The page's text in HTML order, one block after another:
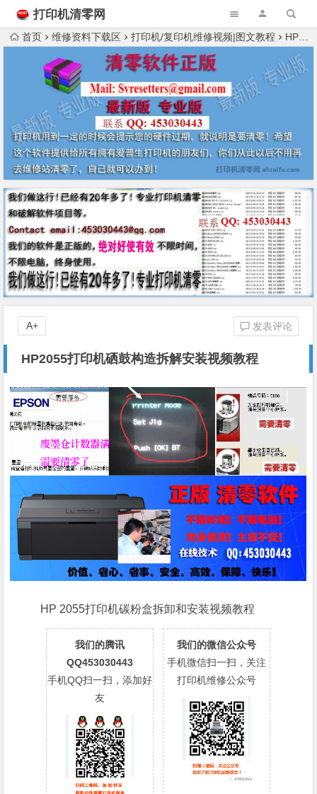
打印机清零网
首页 维修资料下载区 打印机/复印机维修视频|图文教程 HP2055打印机硒鼓构造拆解安装视频教程
HP2055打印机硒鼓构造拆解安装视频教程
发表评论
A+
HP 2055打印机碳粉盒拆卸和安装视频教程
我们的腾讯
QQ453030443
手机QQ扫一扫，添加好
友
我们的微信公众号
手机微信扫一扫，关注
打印机维修公众号